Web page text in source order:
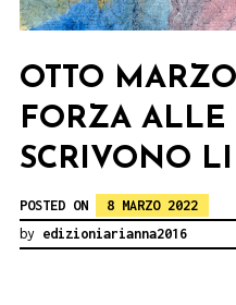
OTTO
FORZA
SCRIVONO
POSTED ON
8 MARZO 2022
by edizioniarianna2016